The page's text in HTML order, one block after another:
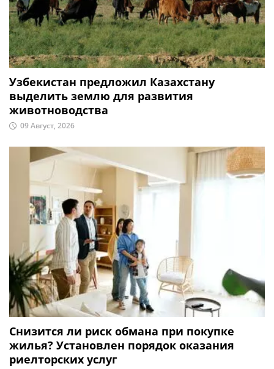
Узбекистан предложил Казахстану
выделить землю для развития
животноводства
09 Август, 2026
Снизится ли риск обмана при покупке
жилья? Установлен порядок оказания
риелторских услуг